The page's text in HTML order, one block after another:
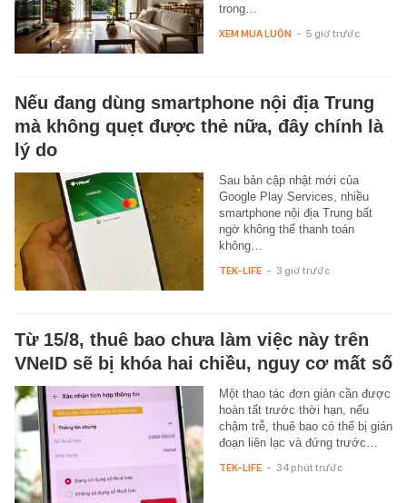
trong…
XEM MUA LUÔN - 5 giờ trước
Nếu đang dùng smartphone nội địa Trung
mà không quẹt được thẻ nữa, đây chính là
lý do
Sau bản cập nhật mới của
Google Play Services, nhiều
smartphone nội địa Trung bất
ngờ không thể thanh toán
không…
TEK-LIFE - 3 giờ trước
Từ 15/8, thuê bao chưa làm việc này trên
VNeID sẽ bị khóa hai chiều, nguy cơ mất số
Một thao tác đơn giản cần được
hoàn tất trước thời hạn, nếu
chậm trễ, thuê bao có thể bị gián
đoạn liên lạc và đứng trước…
TEK-LIFE - 34 phút trước